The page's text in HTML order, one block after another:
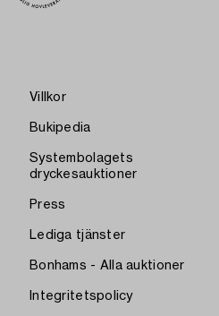
Villkor
Bukipedia
Systembolagets
dryckesauktioner
Press
Lediga tjänster
Bonhams - Alla auktioner
Integritetspolicy